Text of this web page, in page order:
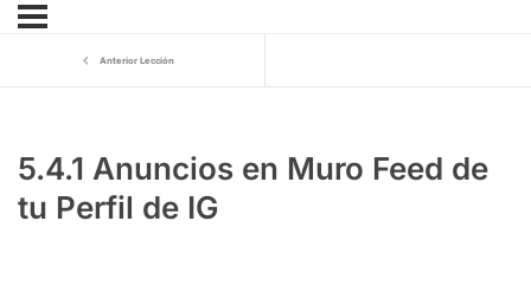
Anterior Lección
5.4.1 Anuncios en Muro Feed de
tu Perfil de IG